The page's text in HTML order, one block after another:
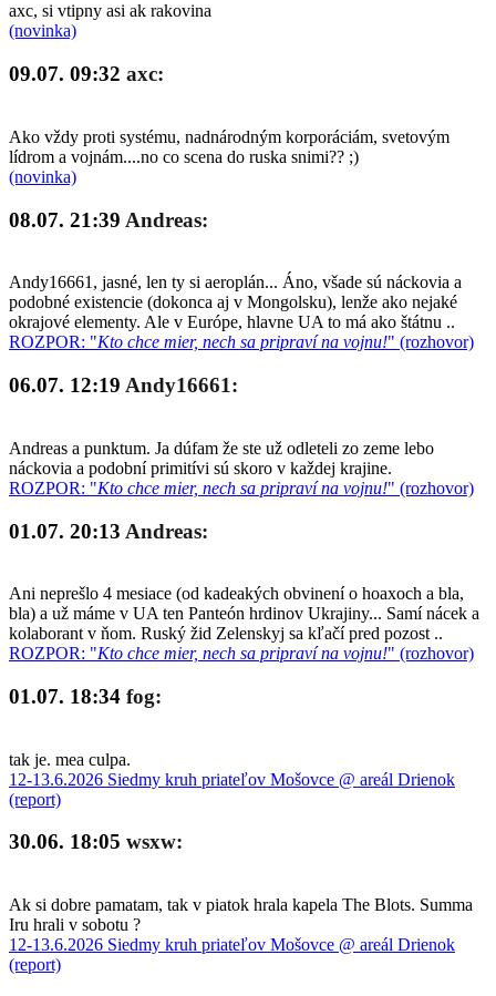
axc, si vtipny asi ak rakovina
(novinka)
09.07. 09:32 axc:
Ako vždy proti systému, nadnárodným korporáciám, svetovým
lídrom a vojnám....no co scena do ruska snimi?? ;)
(novinka)
08.07. 21:39 Andreas:
Andy16661, jasné, len ty si aeroplán... Áno, všade sú náckovia a
podobné existencie (dokonca aj v Mongolsku), lenže ako nejaké
okrajové elementy. Ale v Európe, hlavne UA to má ako štátnu ..
ROZPOR: "Kto chce mier, nech sa pripraví na vojnu!" (rozhovor)
06.07. 12:19 Andy16661:
Andreas a punktum. Ja dúfam že ste už odleteli zo zeme lebo
náckovia a podobní primitívi sú skoro v každej krajine.
ROZPOR: "Kto chce mier, nech sa pripraví na vojnu!" (rozhovor)
01.07. 20:13 Andreas:
Ani neprešlo 4 mesiace (od kadeakých obvinení o hoaxoch a bla,
bla) a už máme v UA ten Panteón hrdinov Ukrajiny... Samí nácek a
kolaborant v ňom. Ruský žid Zelenskyj sa kľačí pred pozost ..
ROZPOR: "Kto chce mier, nech sa pripraví na vojnu!" (rozhovor)
01.07. 18:34 fog:
tak je. mea culpa.
12-13.6.2026 Siedmy kruh priateľov Mošovce @ areál Drienok
(report)
30.06. 18:05 wsxw:
Ak si dobre pamatam, tak v piatok hrala kapela The Blots. Summa
Iru hrali v sobotu ?
12-13.6.2026 Siedmy kruh priateľov Mošovce @ areál Drienok
(report)